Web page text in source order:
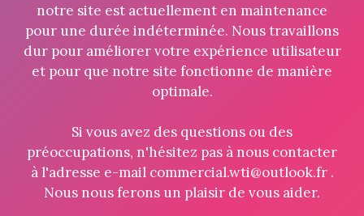
notre site est actuellement en maintenance
pour une durée indéterminée. Nous travaillons
dur pour améliorer votre expérience utilisateur
et pour que notre site fonctionne de manière
optimale.
Si vous avez des questions ou des
préoccupations, n'hésitez pas à nous contacter
à l'adresse e-mail commercial.wti@outlook.fr .
Nous nous ferons un plaisir de vous aider.